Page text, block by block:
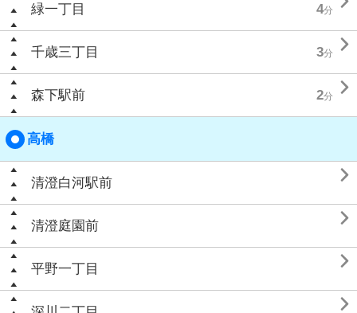
緑一丁目 4分
千歳三丁目 3分 
森下駅前 2分 
高橋
清澄白河駅前 
清澄庭園前 
平野一丁目 
